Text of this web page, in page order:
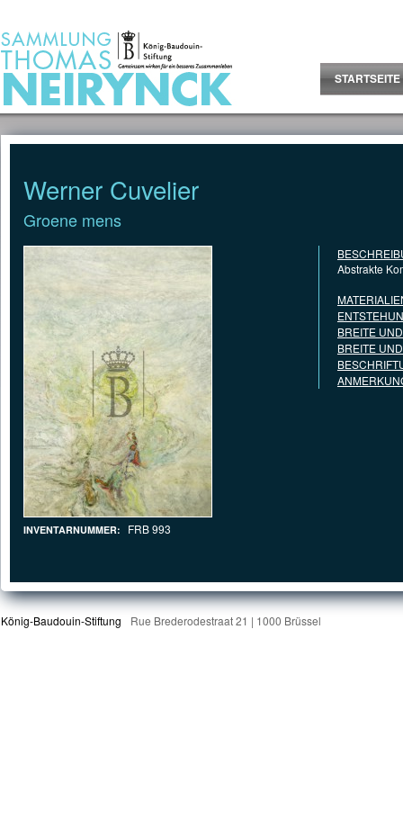
STARTSEITE
Werner Cuvelier
Groene mens
INVENTARNUMMER: FRB 993
Abstrakte
BREITE
BREITE
König-Baudouin-Stiftung Rue Brederodestraat 21 | 1000 Brüssel